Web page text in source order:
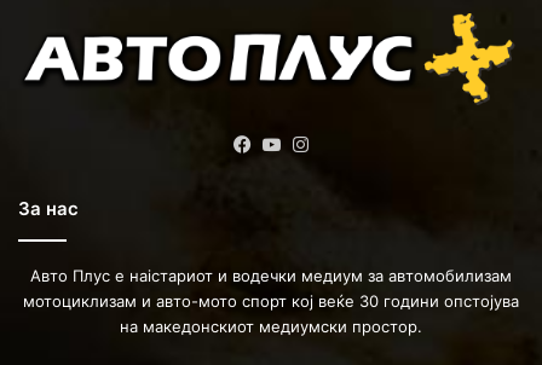
Facebook
YouTube
За нас
Авто Плус е наістариот и водечки медиум за автомобилизам
мотоциклизам и авто-мото спорт кој веќе 30 години опстојува
на македонскиот медиумски простор.